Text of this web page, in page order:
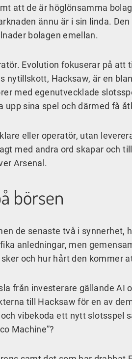
att de är höglönsamma
ännu är i sin linda.
bolagen emellan.
Evolution fokuserar på att
nytillskott, Hacksaw, är en
med egenutvecklade
upp sina spel och därmed få
eller operatör, utan
med andra ord skapar och
Arsenal.
börsen
de senaste två i synnerhet,
anledningar, men
och hur hårt den kommer
från investerare gällande AI
till Hacksaw för en av
vibekoda ett nytt slotsspel
Machine”?